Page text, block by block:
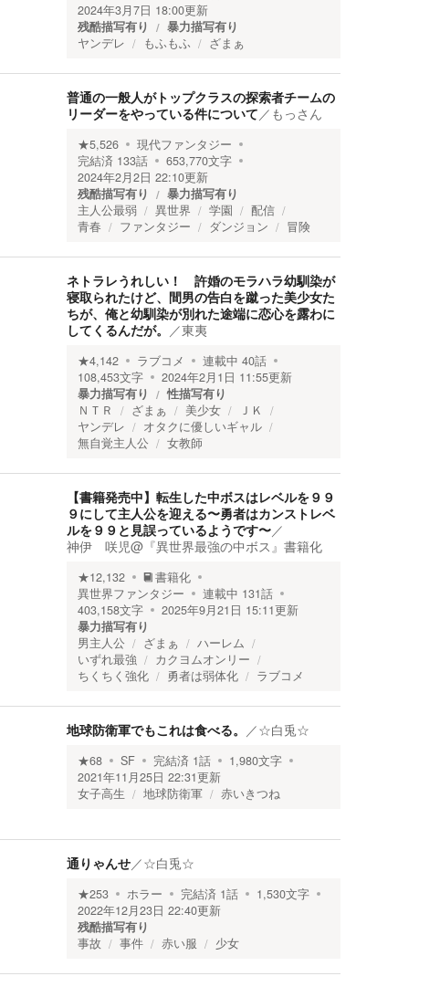
2024年3月7日 18:00更新
残酷描写有り
暴力描写有り
ヤンデレ
もふもふ ざまぁ
普通の一般人がトップクラスの探索者チームの
リーダーをやっている件について／ もっさん
★5,526
現代ファンタジー
完結済 133話 653,770文字
2024年2月2日 22:10更新
残酷描写有り
暴力描写有り
主人公最弱
異世界 学園
配信
青春
ファンタジー ダンジョン 冒険
ネトラレうれしい！ 許婚のモラハラ幼馴染が
寝取られたけど、間男の告白を蹴った美少女た
ちが、俺と幼馴染が別れた途端に恋心を露わに
してくるんだが。 ／東夷
★4,142 ラブコメ 連載中 40話
108,453文字 2024年2月1日 11:55更新
暴力描写有り
性描写有り
ＮＴＲ
ざまぁ 美少女
ＪＫ
ヤンデレ
オタクに優しいギャル
無自覚主人公
女教師
【書籍発売中】転生した中ボスはレベルを９９
９にして主人公を迎える〜勇者はカンストレベ
ルを９９と見誤っているようです〜／
神伊 咲児@『異世界最強の中ボス』書籍化
★12,132
書籍化
異世界ファンタジー
連載中 131話
403,158文字 2025年9月21日 15:11更新
暴力描写有り
男主人公
ざまぁ
ハーレム
いずれ最強
カクヨムオンリー
ちくちく強化
勇者は弱体化 ラブコメ
地球防衛軍でもこれは食べる。 ／☆白兎☆
★68 SF 完結済 1話 1,980文字
2021年11月25日 22:31更新
女子高生
地球防衛軍 赤いきつね
通りゃんせ／☆白兎☆
★253 ホラー 完結済 1話 1,530文字
2022年12月23日 22:40更新
残酷描写有り
事故
事件 赤い服 少女